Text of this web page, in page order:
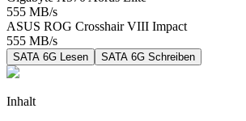
555 MB/s
ASUS ROG Crosshair VIII Impact
555 MB/s
SATA 6G Lesen SATA 6G Schreiben
Inhalt